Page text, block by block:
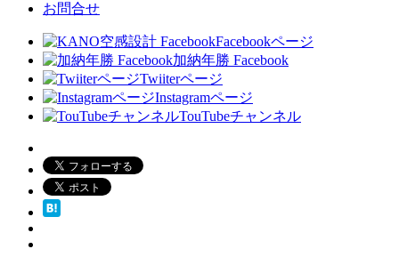
お問合せ
Facebookページ
加納年勝 Facebook
Twiiterページ
Instagramページ
TouTubeチャンネル